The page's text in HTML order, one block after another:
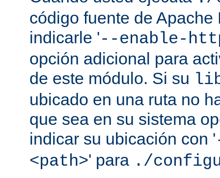
código fuente de
indicarle '--enable-
opción adicional para
de este módulo. Si su
ubicado en una ruta no
que sea en su sistema
indicar su ubicación con '
<path>' para ./